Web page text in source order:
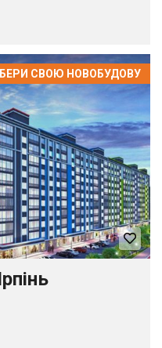
СВОЮ НОВОБУДОВУ